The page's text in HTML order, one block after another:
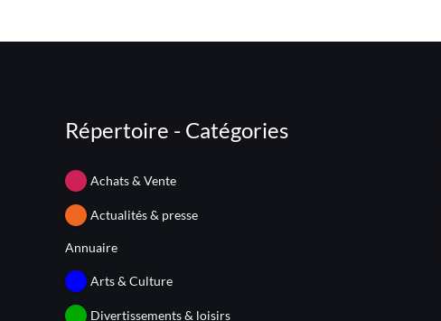
Répertoire - Catégories
Achats & Vente
Actualités & presse
Annuaire
Arts & Culture
Divertissements & loisirs